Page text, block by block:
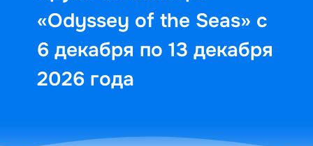
«Odyssey of the Seas» с
6 декабря по 13 декабря
2026 года